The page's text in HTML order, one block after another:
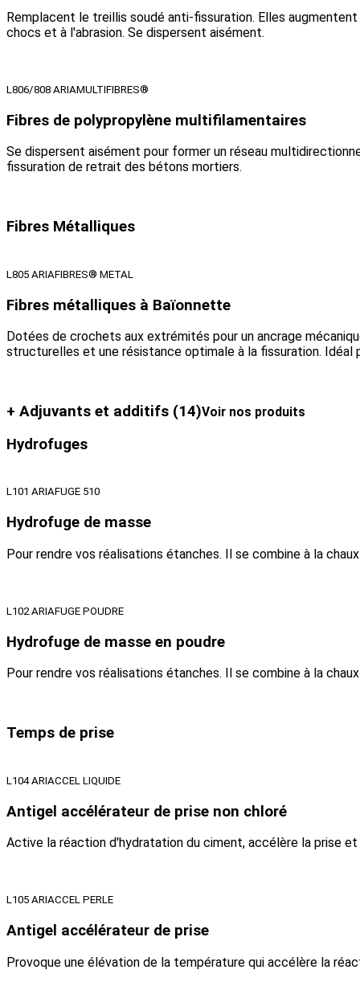
Remplacent le treillis soudé anti-fissuration. Elles
chocs et à l'abrasion. Se dispersent aisément.
L806/808 ARIAMULTIFIBRES®
Fibres de polypropylène multifilamentaires
Se dispersent aisément pour former un réseau
fissuration de retrait des bétons mortiers.
Fibres Métalliques
L805 ARIAFIBRES® METAL
Fibres métalliques à Baïonnette
Dotées de crochets aux extrémités pour un ancrage
structurelles et une résistance optimale à la fissuration. Idéal
+ Adjuvants et additifs (14)Voir nos produits
Hydrofuges
L101 ARIAFUGE 510
Hydrofuge de masse
Pour rendre vos réalisations étanches. Il se combine à la
L102 ARIAFUGE POUDRE
Hydrofuge de masse en poudre
Pour rendre vos réalisations étanches. Il se combine à la
Temps de prise
L104 ARIACCEL LIQUIDE
Antigel accélérateur de prise non chloré
Active la réaction d'hydratation du ciment, accélère la prise
L105 ARIACCEL PERLE
Antigel accélérateur de prise
Provoque une élévation de la température qui accélère la